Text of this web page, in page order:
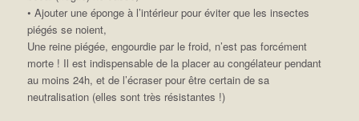
• Ajouter une éponge à l’intérieur pour éviter que les insectes
piégés se noient,
Une reine piégée, engourdie par le froid, n’est pas forcément
morte ! Il est indispensable de la placer au congélateur pendant
au moins 24h, et de l’écraser pour être certain de sa
neutralisation (elles sont très résistantes !)